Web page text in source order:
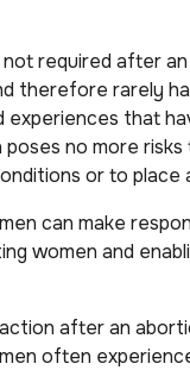
required after
therefore rarely
experiences that
no more risks
or to place
can make
women and
after an
often